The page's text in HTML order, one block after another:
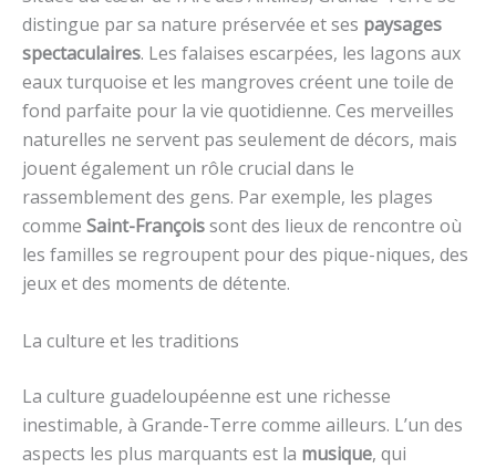
distingue par sa nature préservée et ses paysages
spectaculaires. Les falaises escarpées, les lagons aux
eaux turquoise et les mangroves créent une toile de
fond parfaite pour la vie quotidienne. Ces merveilles
naturelles ne servent pas seulement de décors, mais
jouent également un rôle crucial dans le
rassemblement des gens. Par exemple, les plages
comme Saint-Françoissont des lieux de rencontre où
les familles se regroupent pour des pique-niques, des
jeux et des moments de détente.
La culture et les traditions
La culture guadeloupéenne est une richesse
inestimable, à Grande-Terre comme ailleurs. L’un des
aspects les plus marquants est la musique, qui